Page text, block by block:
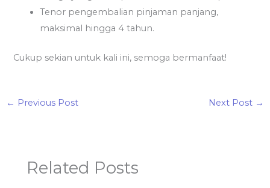
Tenor pengembalian pinjaman panjang,
maksimal hingga 4 tahun.
Cukup sekian untuk kali ini, semoga bermanfaat!
← Previous Post Next Post →
Related Posts